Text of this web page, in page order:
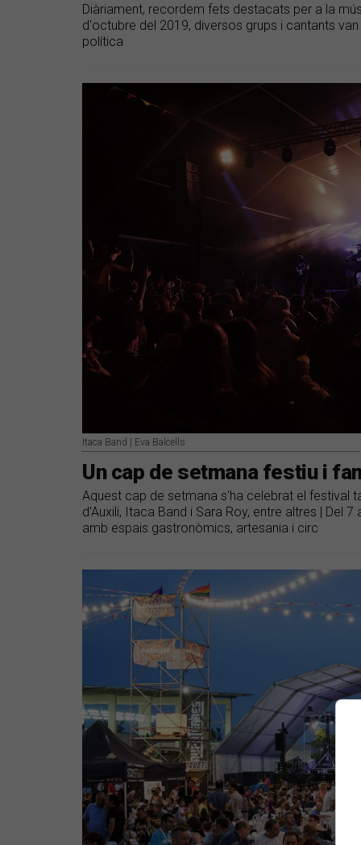
Diàriament, recordem fets destacats per a la
d'octubre del 2019, diversos grups i cantants
política
Itaca Band | Eva Balcells
Un cap de setmana festiu i
Aquest cap de setmana s'ha celebrat el festival
d'Auxili, Itaca Band i Sara Roy, entre altres | Del
amb espais gastronòmics, artesania i circ